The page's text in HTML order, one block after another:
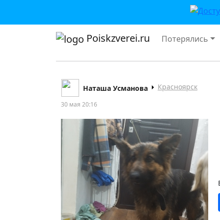
Poiskzverei.ru Потерялись
Наташа Усманова Красноярск
30 мая 20:16